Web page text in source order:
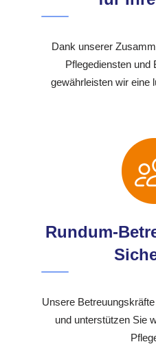
Dank unserer
Pflegediensten und
gewährleisten wir eine
Rundum-
Unsere
und unterstützen Sie